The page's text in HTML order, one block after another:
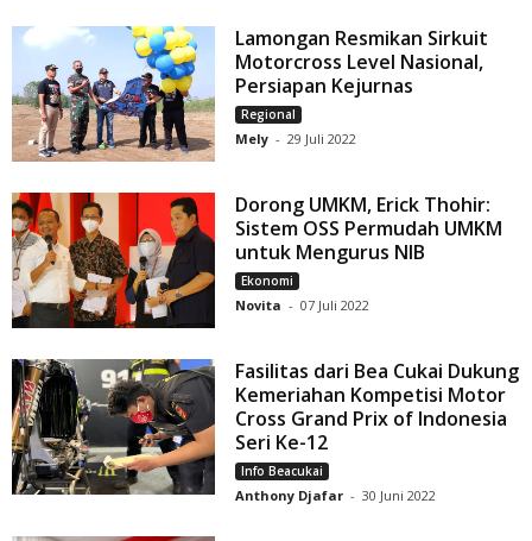
Lamongan Resmikan Sirkuit
Motorcross Level Nasional,
Persiapan Kejurnas
Regional
Mely - 29 Juli 2022
Dorong UMKM, Erick Thohir:
Sistem OSS Permudah UMKM
untuk Mengurus NIB
Ekonomi
Novita - 07 Juli 2022
Fasilitas dari Bea Cukai Dukung
Kemeriahan Kompetisi Motor
Cross Grand Prix of Indonesia
Seri Ke-12
Info Beacukai
Anthony Djafar - 30 Juni 2022